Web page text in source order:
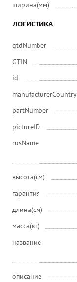
ширина(мм)
ЛОГИСТИКА
gtdNumber
GTIN
id
manufacturerCountry
partNumber
pictureID
rusName
высота(см)
гарантия
длина(см)
масса(кг)
название
описание